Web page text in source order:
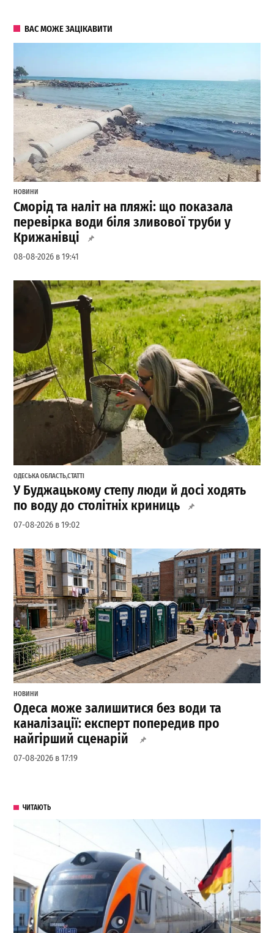
ВАС МОЖЕ ЗАЦІКАВИТИ
НОВИНИ
Сморід та наліт на пляжі: що показала
перевірка води біля зливової труби у
Крижанівці
08-08-2026 в 19:41
ОДЕСЬКА ОБЛАСТЬ,СТАТТІ
У Буджацькому степу люди й досі ходять
по воду до столітніх криниць
07-08-2026 в 19:02
НОВИНИ
Одеса може залишитися без води та
каналізації: експерт попередив про
найгірший сценарій
07-08-2026 в 17:19
ЧИТАЮТЬ